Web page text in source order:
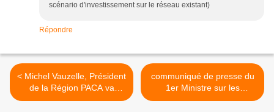
scénario d'investissement sur le réseau existant)
Répondre
< Michel Vauzelle, Président
de la Région PACA va
rencontrer demain le
communiqué de presse du
1er Ministre sur les
investissements d'avenir >